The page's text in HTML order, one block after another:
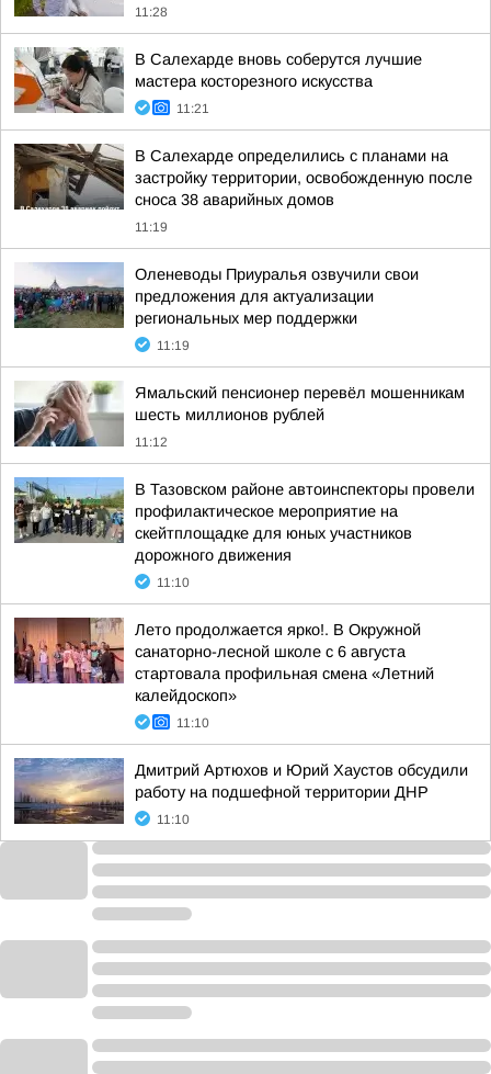
11:28
В Салехарде вновь соберутся лучшие
мастера косторезного искусства
11:21
В Салехарде определились с планами на
застройку территории, освобожденную после
сноса 38 аварийных домов
11:19
Оленеводы Приуралья озвучили свои
предложения для актуализации
региональных мер поддержки
11:19
Ямальский пенсионер перевёл мошенникам
шесть миллионов рублей
11:12
В Тазовском районе автоинспекторы провели
профилактическое мероприятие на
скейтплощадке для юных участников
дорожного движения
11:10
Лето продолжается ярко!. В Окружной
санаторно-лесной школе с 6 августа
стартовала профильная смена «Летний
калейдоскоп»
11:10
Дмитрий Артюхов и Юрий Хаустов обсудили
работу на подшефной территории ДНР
11:10